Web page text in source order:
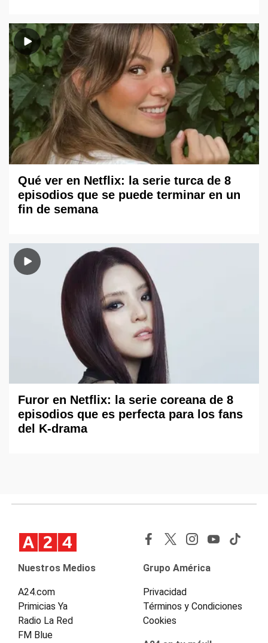
Qué ver en Netflix: la serie turca de 8
episodios que se puede terminar en un
fin de semana
Furor en Netflix: la serie coreana de 8
episodios que es perfecta para los fans
del K-drama
Nuestros Medios
A24.com
Primicias Ya
Radio La Red
FM Blue
Grupo América
Privacidad
Términos y Condiciones
Cookies